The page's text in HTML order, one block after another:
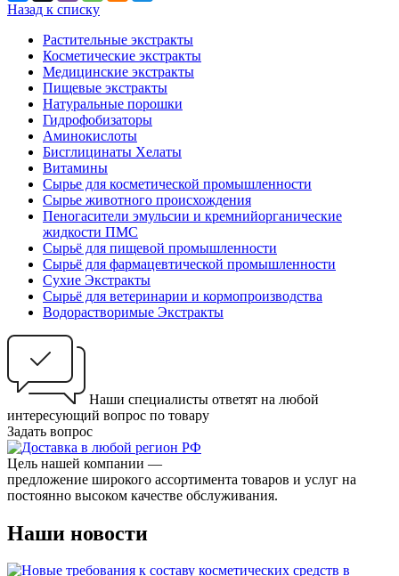
Назад к списку
Растительные экстракты
Косметические экстракты
Медицинские экстракты
Пищевые экстракты
Натуральные порошки
Гидрофобизаторы
Аминокислоты
Бисглицинаты Хелаты
Витамины
Сырье для косметической промышленности
Сырье животного происхождения
Пеногасители эмульсии и кремнийорганические
жидкости ПМС
Сырьё для пищевой промышленности
Сырьё для фармацевтической промышленности
Сухие Экстракты
Сырьё для ветеринарии и кормопроизводства
Водорастворимые Экстракты
Наши специалисты ответят на любой
интересующий вопрос по товару
Задать вопрос
Цель нашей компании —
предложение широкого ассортимента товаров и услуг на
постоянно высоком качестве обслуживания.
Наши новости